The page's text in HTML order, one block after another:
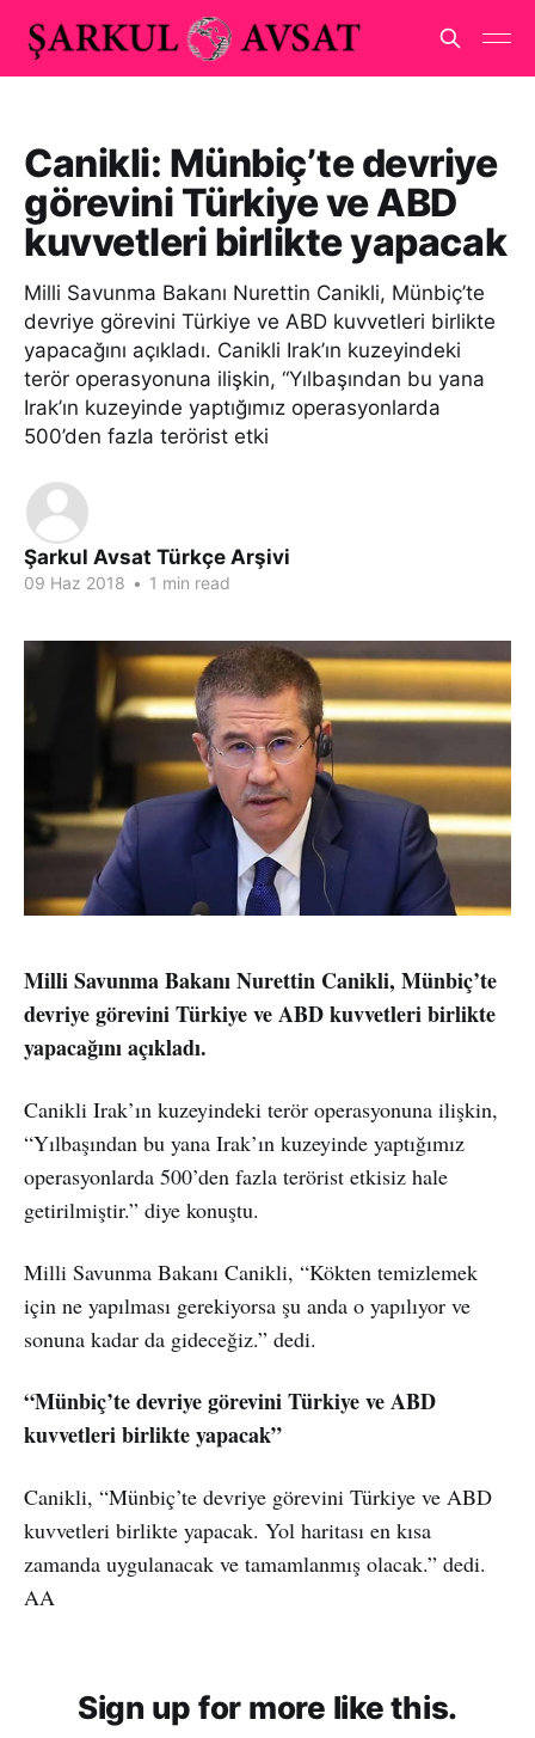
Canikli: Münbiç’te devriye
görevini Türkiye ve ABD
kuvvetleri birlikte yapacak
Milli Savunma Bakanı Nurettin Canikli, Münbiç’te
devriye görevini Türkiye ve ABD kuvvetleri birlikte
yapacağını açıkladı. Canikli Irak’ın kuzeyindeki
terör operasyonuna ilişkin, “Yılbaşından bu yana
Irak’ın kuzeyinde yaptığımız operasyonlarda
500’den fazla terörist etki
Şarkul Avsat Türkçe Arşivi
09 Haz 2018 • 1 min read
Milli Savunma Bakanı Nurettin Canikli, Münbiç’te
devriye görevini Türkiye ve ABD kuvvetleri birlikte
yapacağını açıkladı.
Canikli Irak’ın kuzeyindeki terör operasyonuna ilişkin,
“Yılbaşından bu yana Irak’ın kuzeyinde yaptığımız
operasyonlarda 500’den fazla terörist etkisiz hale
getirilmiştir.” diye konuştu.
Milli Savunma Bakanı Canikli, “Kökten temizlemek
için ne yapılması gerekiyorsa şu anda o yapılıyor ve
sonuna kadar da gideceğiz.” dedi.
“Münbiç’te devriye görevini Türkiye ve ABD
kuvvetleri birlikte yapacak”
Canikli, “Münbiç’te devriye görevini Türkiye ve ABD
kuvvetleri birlikte yapacak. Yol haritası en kısa
zamanda uygulanacak ve tamamlanmış olacak.” dedi.
AA
Sign up for more like this.